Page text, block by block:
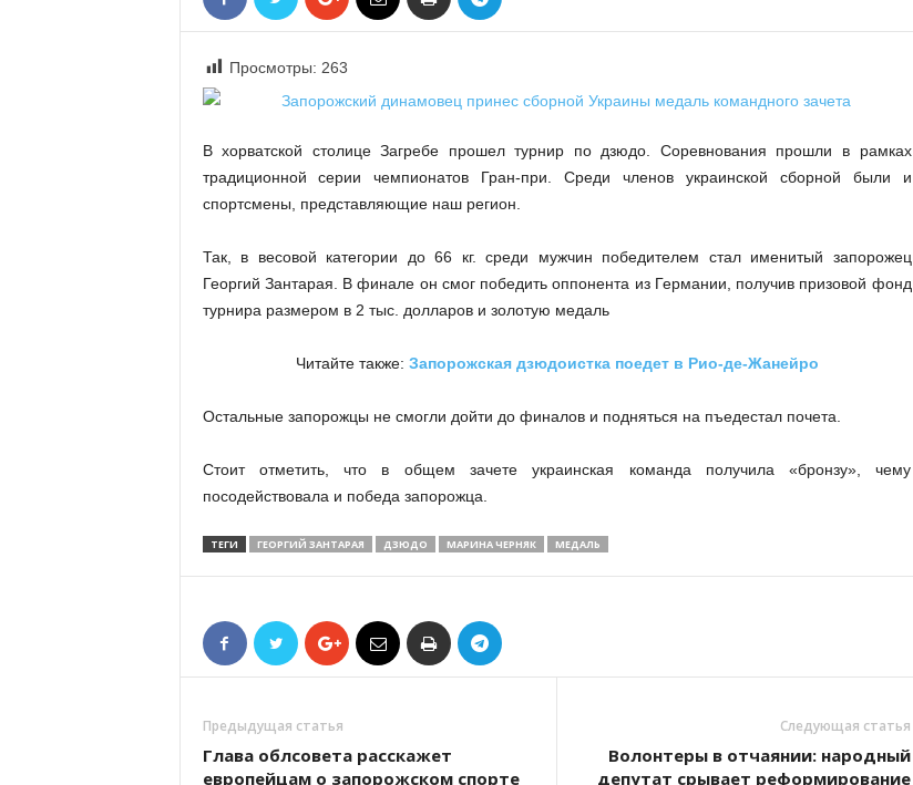
Просмотры: 263
В хорватской столице Загребе прошел турнир по дзюдо. Соревнования прошли в рамках
традиционной серии чемпионатов Гран-при. Среди членов украинской сборной были и
спортсмены, представляющие наш регион.
Так, в весовой категории до 66 кг. среди мужчин победителем стал именитый запорожец
Георгий Зантарая. В финале он смог победить оппонента из Германии, получив призовой фонд
турнира размером в 2 тыс. долларов и золотую медаль
Читайте также: Запорожская дзюдоистка поедет в Рио-де-Жанейро
Остальныезапорожцы не смогли дойти до финалов и подняться на пъедестал почета.
Стоит отметить, что в общем зачете украинская команда получила «бронзу», чему
посодействовала и победа запорожца.
ТЕГИ ГЕОРГИЙ ЗАНТАРАЯ ДЗЮДО МАРИНА ЧЕРНЯК МЕДАЛЬ
Предыдущая статья
Глава облсовета расскажет
европейцам о запорожском спорте
Следующая статья
Волонтеры в отчаянии: народный
депутат срывает реформирование